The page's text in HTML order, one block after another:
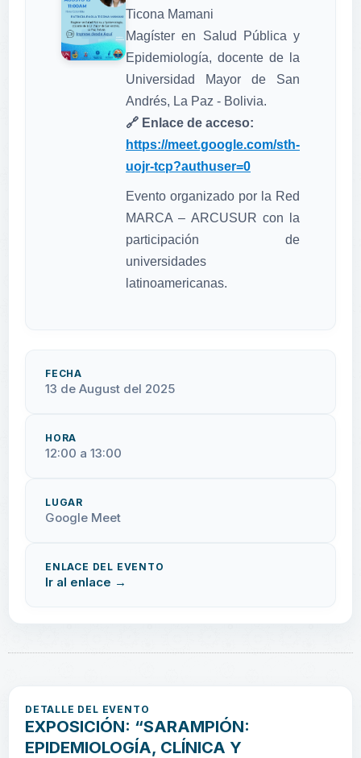
Ticona Mamani
Magíster en Salud Pública y
Epidemiología, docente de la
Universidad Mayor de San
Andrés, La Paz - Bolivia.
🔗 Enlace de acceso:
https://meet.google.com/sth-
uojr-tcp?authuser=0
Evento organizado por la Red
MARCA – ARCUSUR con la
participación de
universidades
latinoamericanas.
FECHA
13 de August del 2025
HORA
12:00 a 13:00
LUGAR
Google Meet
ENLACE DEL EVENTO
Ir al enlace →
DETALLE DEL EVENTO
EXPOSICIÓN: “SARAMPIÓN:
EPIDEMIOLOGÍA, CLÍNICA Y